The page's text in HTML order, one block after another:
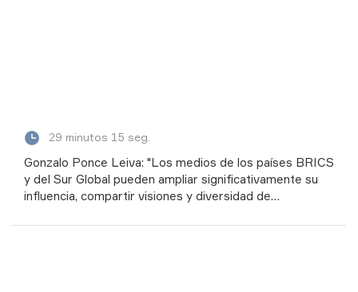
29 minutos 15 seg.
Gonzalo Ponce Leiva: "Los medios de los países BRICS
y del Sur Global pueden ampliar significativamente su
influencia, compartir visiones y diversidad de